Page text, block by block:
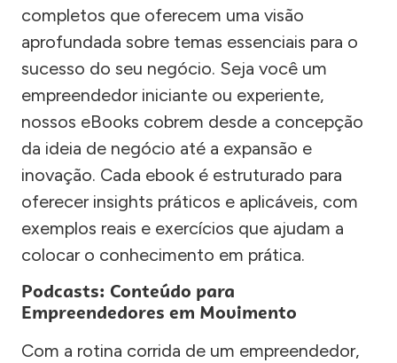
completos que oferecem uma visão
aprofundada sobre temas essenciais para o
sucesso do seu negócio. Seja você um
empreendedor iniciante ou experiente,
nossos eBooks cobrem desde a concepção
da ideia de negócio até a expansão e
inovação. Cada ebook é estruturado para
oferecer insights práticos e aplicáveis, com
exemplos reais e exercícios que ajudam a
colocar o conhecimento em prática.
Podcasts: Conteúdo para
Empreendedores em Movimento
Com a rotina corrida de um empreendedor,